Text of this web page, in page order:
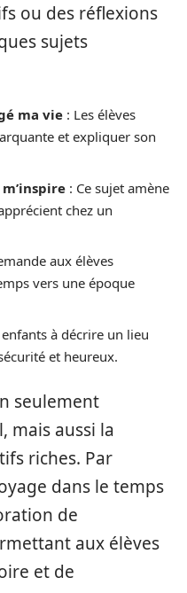
ou des réflexions
sujets
ma vie : Les élèves
et expliquer son
: Ce sujet amène
chez un
aux élèves
vers une époque
à décrire un lieu
et heureux.
seulement
mais aussi la
riches. Par
dans le temps
de
aux élèves
et de